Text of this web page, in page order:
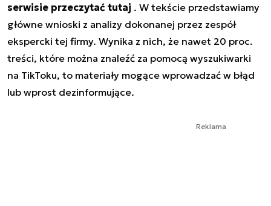
serwisie przeczytać tutaj . W tekście przedstawiamy
główne wnioski z analizy dokonanej przez zespół
ekspercki tej firmy. Wynika z nich, że nawet 20 proc.
treści, które można znaleźć za pomocą wyszukiwarki
na TikToku, to materiały mogące wprowadzać w błąd
lub wprost dezinformujące.
Reklama